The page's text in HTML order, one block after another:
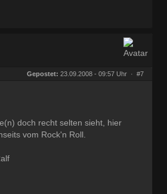
Gepostet: 23.09.2008 - 09:57 Uhr · #7
doch recht selten sieht, hier
vom Rock'n Roll.